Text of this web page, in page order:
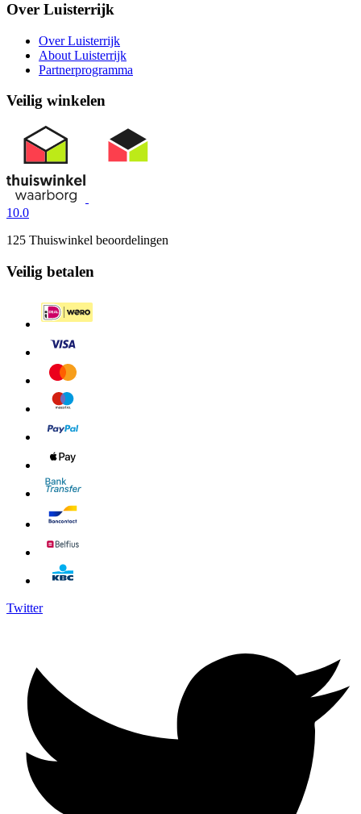
Over Luisterrijk
Over Luisterrijk
About Luisterrijk
Partnerprogramma
Veilig winkelen
10.0
125 Thuiswinkel beoordelingen
Veilig betalen
Twitter